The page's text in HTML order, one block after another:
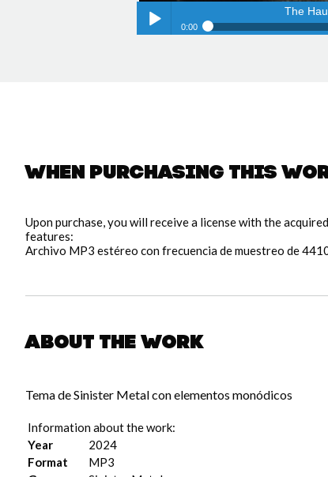
pause
The
0:00
When purchasing this
Upon purchase, you will receive a license with the
features:
Archivo MP3 estéreo con frecuencia de muestreo de
About the work
Tema de Sinister Metal con elementos monódicos
Information about the work:
Year
2024
Format
MP3